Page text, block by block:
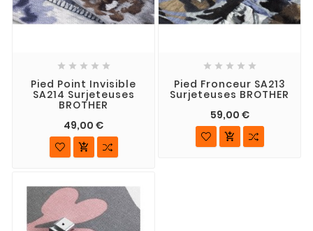
    
Pied Point Invisible
SA214 Surjeteuses
BROTHER
49,00 €

    
Pied Fronceur SA213
Surjeteuses BROTHER
59,00 €
